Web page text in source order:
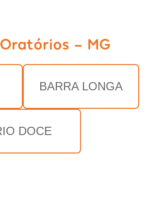
- MG
BARRA LONGA
DOCE